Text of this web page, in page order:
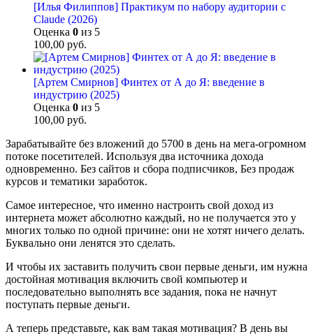
[Илья Филиппов] Практикум по набору аудитории с
Claude (2026)
Оценка 0 из 5
100,00 руб.
[Артем Смирнов] Финтех от А до Я: введение в
индустрию (2025)
Оценка 0 из 5
100,00 руб.
Зарабатывайте без вложений до 5700 в день на мега-огромном
потоке посетителей. Используя два источника дохода
одновременно. Без сайтов и сбора подписчиков, Без продаж
курсов и тематики заработок.
Самое интересное, что именно настроить свой доход из
интернета может абсолютно каждый, но не получается это у
многих только по одной причине: они не хотят ничего делать.
Буквально они ленятся это сделать.
И чтобы их заставить получить свои первые деньги, им нужна
достойная мотивация включить свой компьютер и
последовательно выполнять все задания, пока не начнут
поступать первые деньги.
А теперь представьте, как вам такая мотивация? В день вы